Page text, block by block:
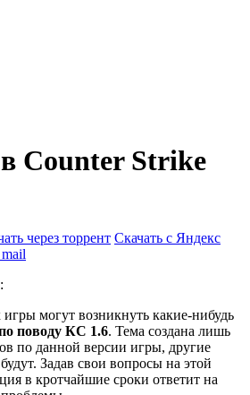
Counter Strike
через торрент Скачать с Яндекс
могут возникнуть какие-нибудь
поводу КС 1.6. Тема создана лишь
по данной версии игры, другие
Задав свои вопросы на этой
в кротчайшие сроки ответит на